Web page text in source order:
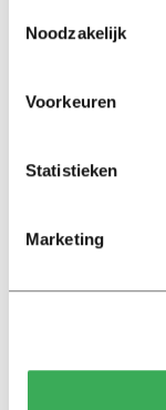
Noodzakelijk
Voorkeuren
Statistieken
Marketing